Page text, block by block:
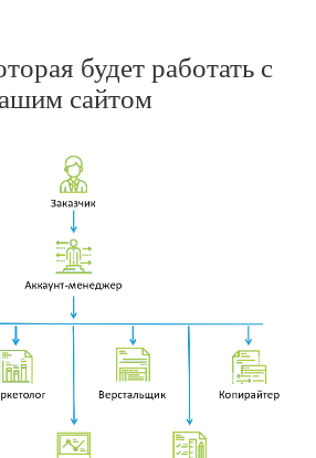
будет работать с
сайтом